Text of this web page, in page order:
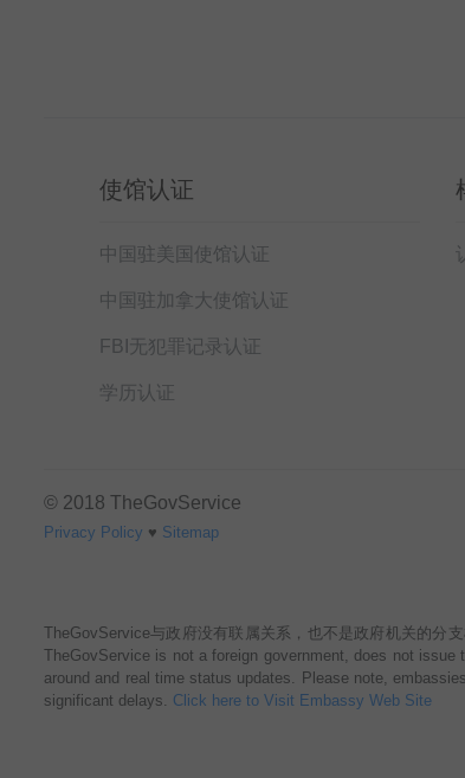
使馆认证
中国驻美国使馆认证
中国驻加拿大使馆认证
FBI无犯罪记录认证
学历认证
© 2018 TheGovService
Privacy Policy ♥ Sitemap
TheGovService与政府没有联属关系，也不是政府机关的分
TheGovService is not a foreign government, does not
around and real time status updates. Please note,
significant delays. Click here to Visit Embassy Web Site